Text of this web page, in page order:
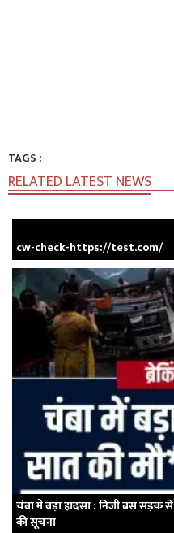
TAGS :
RELATED LATEST NEWS
cw-check-https://test.com/
चंबा में बड़ा हादसा : निजी बस सड़क
की सूचना